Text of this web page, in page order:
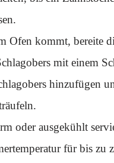
Ofen kommt, bereite
mit einem
hinzufügen
oder ausgekühlt
für bis